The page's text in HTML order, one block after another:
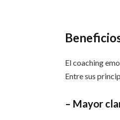
El coaching
Entre sus
– Mayor